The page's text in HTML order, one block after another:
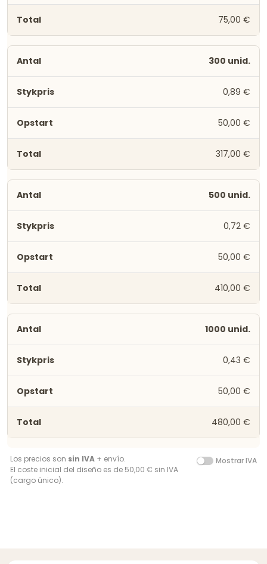
75,00 €
300 unid.
0,89 €
50,00 €
317,00 €
500 unid.
0,72 €
50,00 €
410,00 €
1000 unid.
0,43 €
50,00 €
480,00 €
Los precios son sin IVA + envío.
El coste inicial del diseño es de 50,00 € sin IVA
(cargo único).
Mostrar IVA